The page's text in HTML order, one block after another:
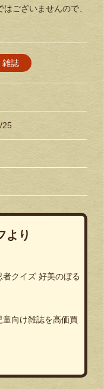
ございませんので、
雑誌
25
より
者クイズ 好美のぼる
向け雑誌を高価買